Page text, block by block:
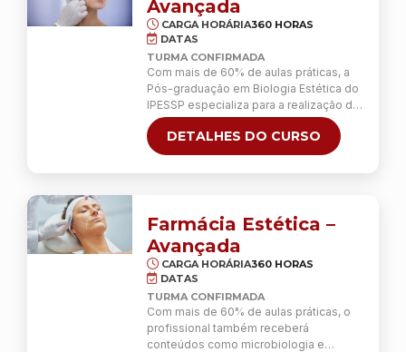
Avançada
CARGA HORÁRIA360 HORAS
DATAS
TURMA CONFIRMADA
Com mais de 60% de aulas práticas, a
Pós-graduação em Biologia Estética do
IPESSP especializa para a realização de
19 procedimentos de estética facial e
corporal, avançados e invasivos, com
competência e responsabilidade. “A
Pós proporciona embasamento teórico
dos procedimentos: indicações,
contraindicações, possíveis
complicações e soluções”. Todo …
Continua
DETALHES DO CURSO
Farmácia Estética –
Avançada
CARGA HORÁRIA360 HORAS
DATAS
TURMA CONFIRMADA
Com mais de 60% de aulas práticas, o
profissional também receberá
conteúdos como microbiologia e